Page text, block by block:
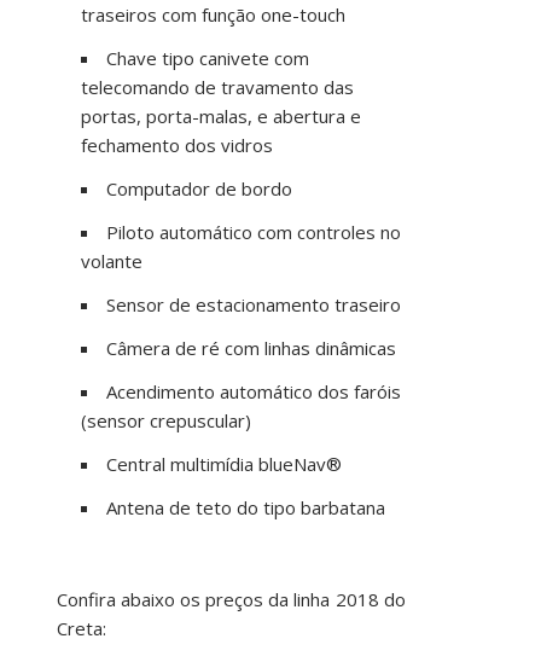
traseiros com função one-touch
Chave tipo canivete com
telecomando de travamento das
portas, porta-malas, e abertura e
fechamento dos vidros
Computador de bordo
Piloto automático com controles no
volante
Sensor de estacionamento traseiro
Câmera de ré com linhas dinâmicas
Acendimento automático dos faróis
(sensor crepuscular)
Central multimídia blueNav®
Antena de teto do tipo barbatana
Confira abaixo os preços da linha 2018 do
Creta: